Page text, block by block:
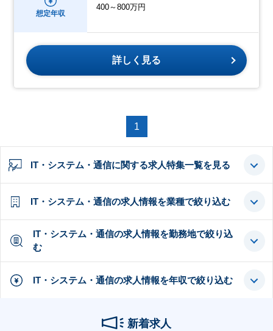
想定年収
400～800万円
詳しく見る
1
IT・システム・通信に関する求人特集一覧を見る
IT・システム・通信の求人情報を業種で絞り込む
IT・システム・通信の求人情報を勤務地で絞り込
む
IT・システム・通信の求人情報を年収で絞り込む
新着求人